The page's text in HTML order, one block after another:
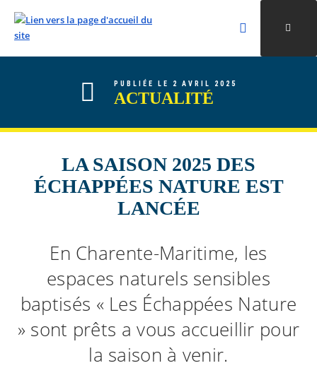
ALLER AU CONTENU
ALLER AU MENU
ALLER À LA RECHERCHE
Rechercher
Valider la
PUBLIÉE LE 2 AVRIL 2025
ACTUALITÉ
LA SAISON 2025 DES
ÉCHAPPÉES NATURE EST
LANCÉE
En Charente-Maritime, les
espaces naturels sensibles
baptisés « Les Échappées Nature
» sont prêts a vous accueillir pour
la saison à venir.